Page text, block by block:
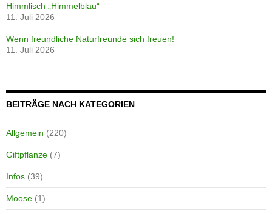
Himmlisch „Himmelblau“
11. Juli 2026
Wenn freundliche Naturfreunde sich freuen!
11. Juli 2026
BEITRÄGE NACH KATEGORIEN
Allgemein (220)
Giftpflanze (7)
Infos (39)
Moose (1)